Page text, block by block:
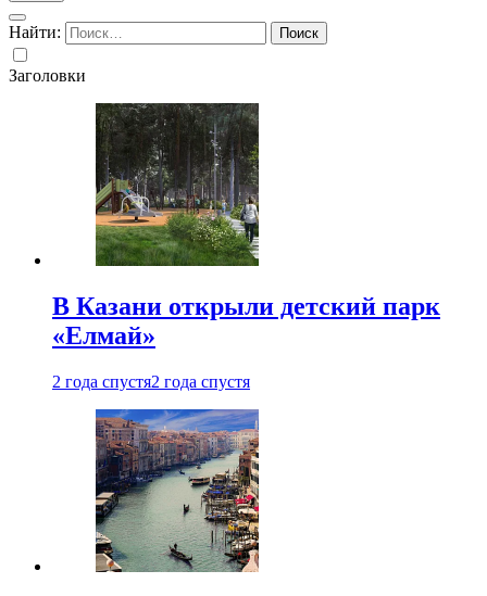
Найти:
Заголовки
В Казани открыли детский парк
«Елмай»
2 года спустя2 года спустя